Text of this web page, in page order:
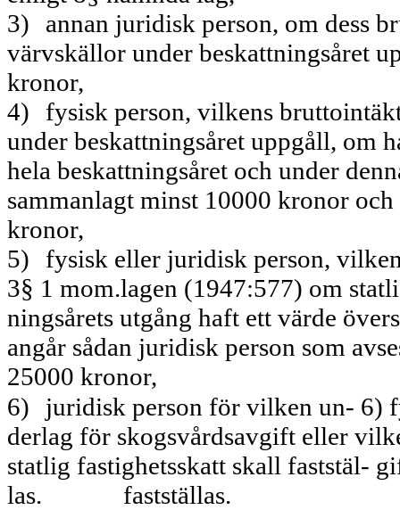
3)
annan juridisk person, om dess
värvskällor under beskattningsåret
kro­nor,
4)
fysisk person, vilkens
under beskattningsåret uppgåll, om
hela beskattningsåret och under
sam­manlagt minst 10000 kronor
kronor,
5)
fysisk eller juridisk person,
3§ 1 mom.lagen (1947:577) om
ningsårets utgång haft ett värde
angår sådan juridisk person som
25000 kronor,
6)
juridisk person för vilken un- 6)
derlag för skogsvårdsavgift eller
statlig fastighetsskatt skall faststäl-
las.
fastställas.